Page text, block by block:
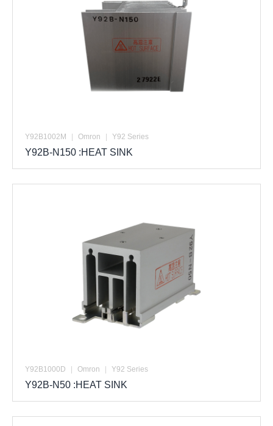
Y92B1002M | Omron | Y92 Series
Y92B-N150 :HEAT SINK
Y92B1000D | Omron | Y92 Series
Y92B-N50 :HEAT SINK